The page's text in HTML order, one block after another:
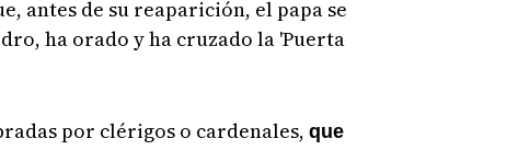
antes de su reaparición, el papa se
ha orado y ha cruzado la 'Puerta
por clérigos o cardenales, que